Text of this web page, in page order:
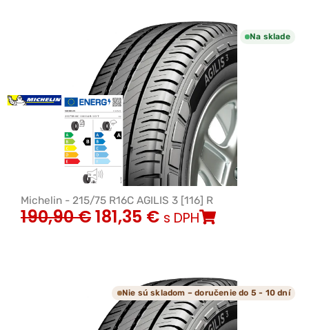
Na sklade
Michelin - 215/75 R16C AGILIS 3 [116] R
190,90€181,35 € s DPH
Nie sú skladom – doručenie do 5 - 10 dní